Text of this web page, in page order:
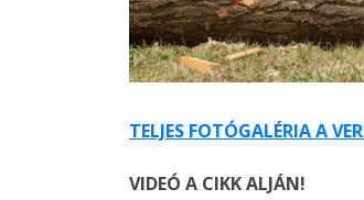
TELJES FOTÓGALÉRIA A
VIDEÓ A CIKK ALJÁN!